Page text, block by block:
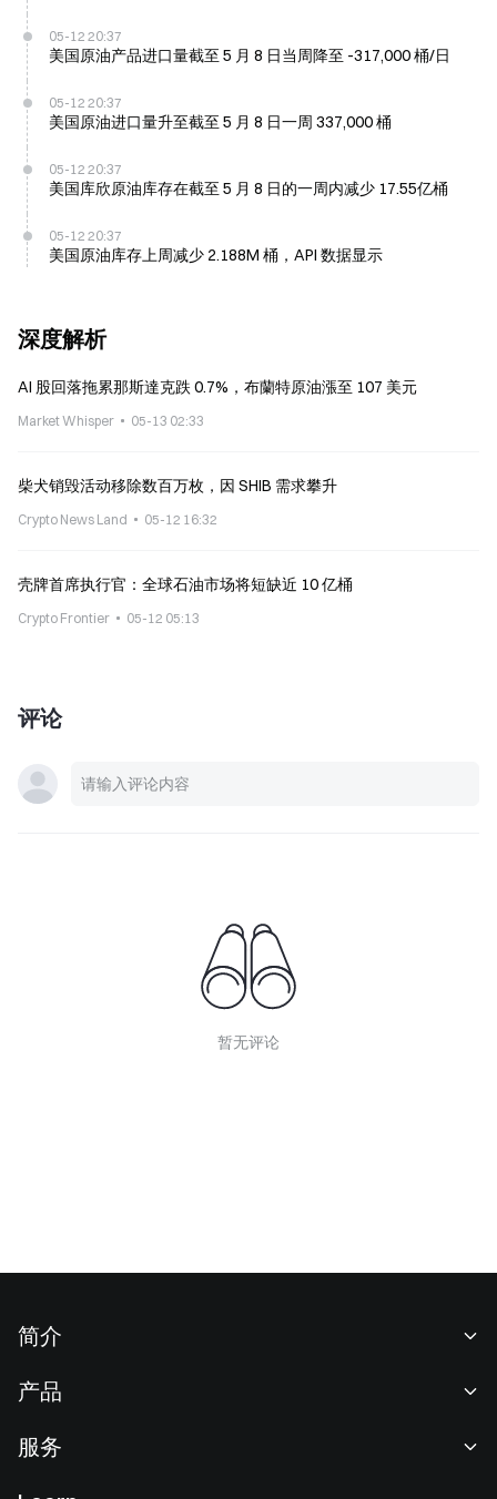
05-12 20:37
美国原油产品进口量截至 5 月 8 日当周降至 -317,000 桶/日
05-12 20:37
美国原油进口量升至截至 5 月 8 日一周 337,000 桶
05-12 20:37
美国库欣原油库存在截至 5 月 8 日的一周内减少 17.55亿桶
05-12 20:37
美国原油库存上周减少 2.188M 桶，API 数据显示
深度解析
AI 股回落拖累那斯達克跌 0.7%，布蘭特原油漲至 107 美元
Market Whisper 05-13 02:33
柴犬销毁活动移除数百万枚，因 SHIB 需求攀升
Crypto News Land 05-12 16:32
壳牌首席执行官：全球石油市场将短缺近 10 亿桶
Crypto Frontier 05-12 05:13
评论
暂无评论
简介
新闻中心
产品
服务